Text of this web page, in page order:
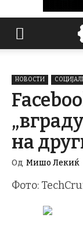
НОВОСТИ
на
Од Мишо Лекиќ
Фото: